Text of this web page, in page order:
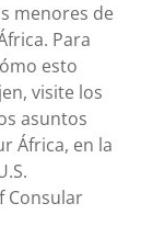
menores de
Para
esto
visite los
asuntos
África, en la
Consular